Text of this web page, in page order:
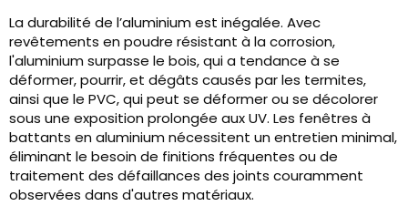
La durabilité de l’aluminium est inégalée. Avec
revêtements en poudre résistant à la corrosion,
l'aluminium surpasse le bois, qui a tendance à se
déformer, pourrir, et dégâts causés par les termites,
ainsi que le PVC, qui peut se déformer ou se décolorer
sous une exposition prolongée aux UV. Les fenêtres à
battants en aluminium nécessitent un entretien minimal,
éliminant le besoin de finitions fréquentes ou de
traitement des défaillances des joints couramment
observées dans d'autres matériaux.